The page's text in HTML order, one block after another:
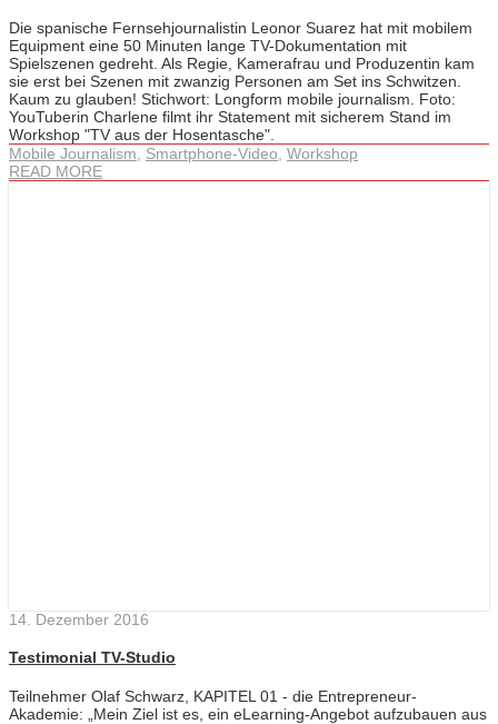
Die spanische Fernsehjournalistin Leonor Suarez hat mit mobilem
Equipment eine 50 Minuten lange TV-Dokumentation mit
Spielszenen gedreht. Als Regie, Kamerafrau und Produzentin kam
sie erst bei Szenen mit zwanzig Personen am Set ins Schwitzen.
Kaum zu glauben! Stichwort: Longform mobile journalism. Foto:
YouTuberin Charlene filmt ihr Statement mit sicherem Stand im
Workshop "TV aus der Hosentasche".
Mobile Journalism, Smartphone-Video, Workshop
READ MORE
14. Dezember 2016
Testimonial TV-Studio
Teilnehmer Olaf Schwarz, KAPITEL 01 - die Entrepreneur-
Akademie: „Mein Ziel ist es, ein eLearning-Angebot aufzubauen aus